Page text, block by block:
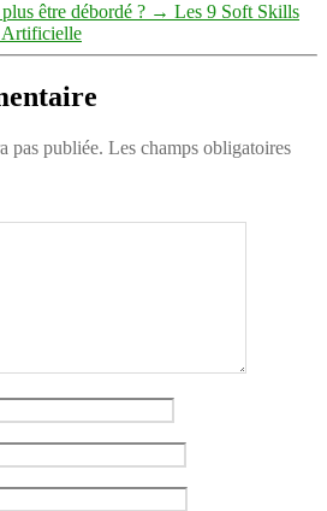
être débordé ? → Les 9 Soft Skills
Artificielle
pas publiée. Les champs obligatoires